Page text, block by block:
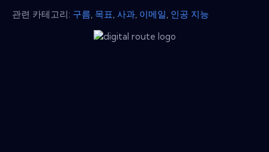
관련 카테고리: 구름 목표 사과 이메일 인공 지능